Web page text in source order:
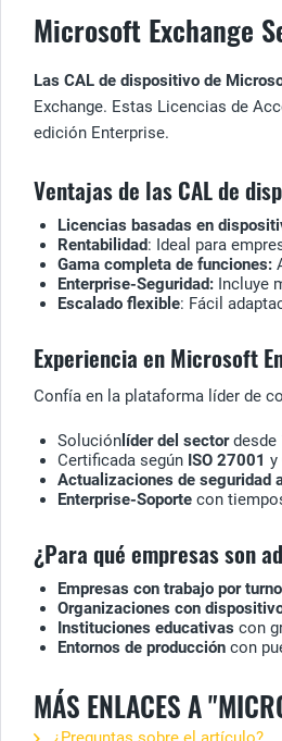
Microsoft Exchange
Las CAL de dispositivo de
Exchange. Estas Licencias de
edición Enterprise.
Ventajas de las CAL de
Licencias basadas en
Rentabilidad: Ideal para
Gama completa de funciones:
Enterprise-Seguridad: Incluye
Escalado flexible: Fácil
Experiencia en Microsoft
Confía en la plataforma líder de
Solución líder del sectordesde
Certificada según ISO 27001 y
Actualizaciones de seguridad
Enterprise-Soporte con
¿Para qué empresas son
Empresas con trabajo por
Organizaciones con
Instituciones educativas con
Entornos de producción con
MÁS ENLACES A